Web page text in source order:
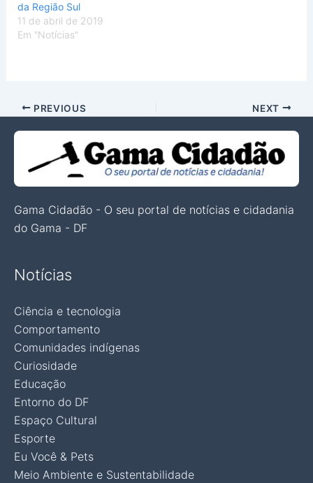
da Região Sul
11 de abril de 2019
Em "Notícias"
PREVIOUS NEXT
Gama Cidadão - O seu portal de notícias e cidadania
do Gama - DF
Notícias
Ciência e tecnologia
Comportamento
Comunidades indígenas
Curiosidade
Educação
Entorno do DF
Espaço Cultural
Esporte
Eu Você & Pets
Meio Ambiente e Sustentabilidade